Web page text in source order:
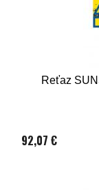
Reťaz
92,07 €